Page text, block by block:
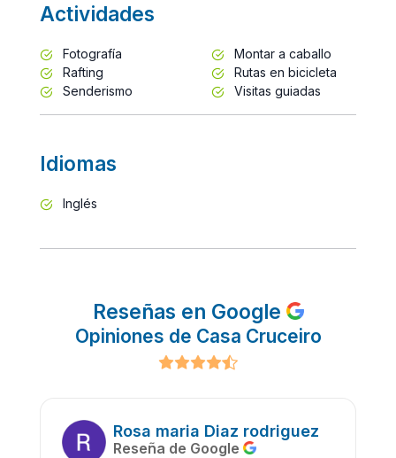
Actividades
Fotografía
Montar a caballo
Rafting
Rutas en bicicleta
Senderismo
Visitas guiadas
Idiomas
Inglés
Reseñas en Google
Opiniones de Casa Cruceiro
Rosa maria Diaz rodriguez
Reseña de Google